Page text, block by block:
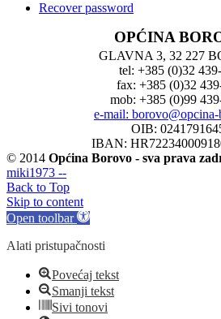
Recover password
OPĆINA
GLAVNA 3, 32 227
tel: +385 (0)32
fax: +385 (0)32
mob: +385 (0)99
e-mail:
OIB:
IBAN:
© 2014 Općina Borovo - sva prava
miki1973 --
Back to Top
Skip to content
Open toolbar
Alati pristupačnosti
Povećaj tekst
Smanji tekst
Sivi tonovi